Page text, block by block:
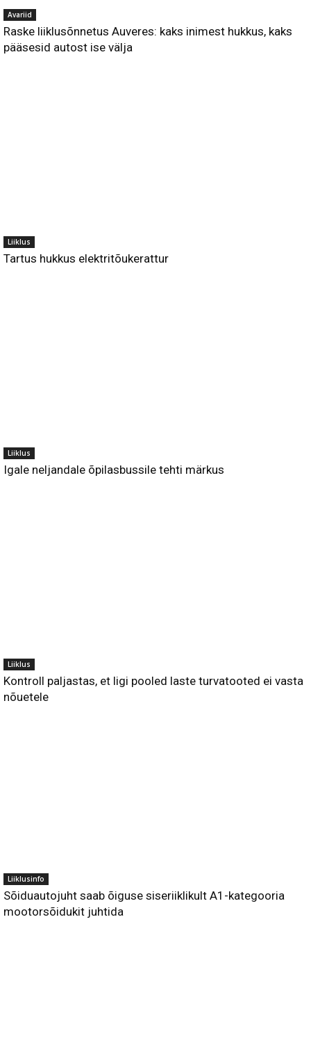
Avariid
Raske liiklusõnnetus Auveres: kaks inimest hukkus, kaks
pääsesid autost ise välja
Liiklus
Tartus hukkus elektritõukerattur
Liiklus
Igale neljandale õpilasbussile tehti märkus
Liiklus
Kontroll paljastas, et ligi pooled laste turvatooted ei vasta
nõuetele
Liiklusinfo
Sõiduautojuht saab õiguse siseriiklikult A1-kategooria
mootorsõidukit juhtida